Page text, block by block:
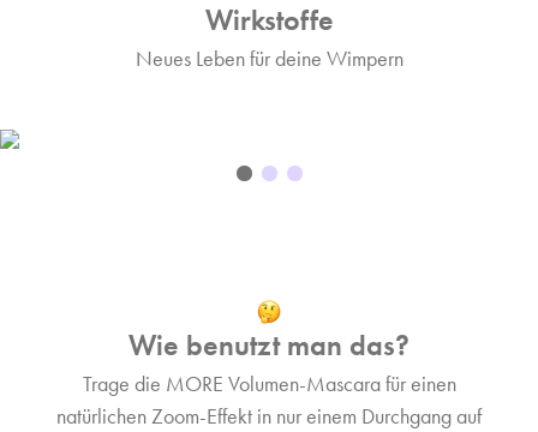
Wirkstoffe
Neues Leben für deine Wimpern
Wie benutzt man das?
Trage die MORE Volumen-Mascara für einen
natürlichen Zoom-Effekt in nur einem Durchgang auf